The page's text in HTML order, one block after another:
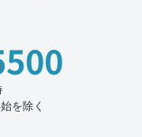
を除く